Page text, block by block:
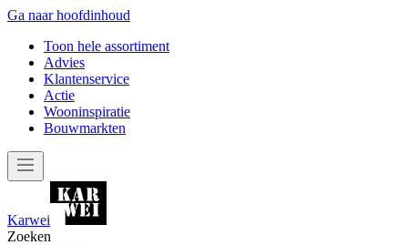
Ga naar hoofdinhoud
Toon hele assortiment
Advies
Klantenservice
Actie
Wooninspiratie
Bouwmarkten
Karwei
Zoeken